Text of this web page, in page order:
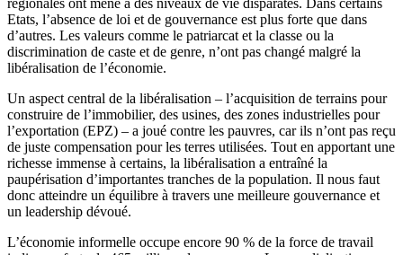
régionales ont mené à des niveaux de vie disparates. Dans certains
Etats, l’absence de loi et de gouvernance est plus forte que dans
d’autres. Les valeurs comme le patriarcat et la classe ou la
discrimination de caste et de genre, n’ont pas changé malgré la
libéralisation de l’économie.
Un aspect central de la libéralisation – l’acquisition de terrains pour
construire de l’immobilier, des usines, des zones industrielles pour
l’exportation (EPZ) – a joué contre les pauvres, car ils n’ont pas reçu
de juste compensation pour les terres utilisées. Tout en apportant une
richesse immense à certains, la libéralisation a entraîné la
paupérisation d’importantes tranches de la population. Il nous faut
donc atteindre un équilibre à travers une meilleure gouvernance et
un leadership dévoué.
L’économie informelle occupe encore 90 % de la force de travail